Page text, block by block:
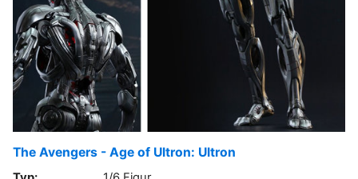
The Avengers - Age of Ultron: Ultron